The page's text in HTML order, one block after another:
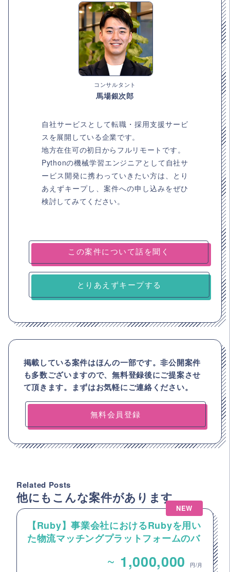
コンサルタント
馬場銀次郎
自社サービスとして転職・採用支援サービ
スを展開している企業です。
地方在住可の初日からフルリモートです。
Pythonの機械学習エンジニアとして自社サ
ービス開発に携わっていきたい方は、とり
あえずキープし、案件への申し込みをぜひ
検討してみてください。
とりあえずキープする
掲載している案件はほんの一部です。非公開案件
も多数ございますので、無料登録後にご提案させ
て頂きます。まずはお気軽にご連絡ください。
無料会員登録
Related Posts
他にもこんな案件があります
NEW
【Ruby】事業会社におけるRubyを用い
た物流マッチングプラットフォームのバ
~ 1,000,000 円/月